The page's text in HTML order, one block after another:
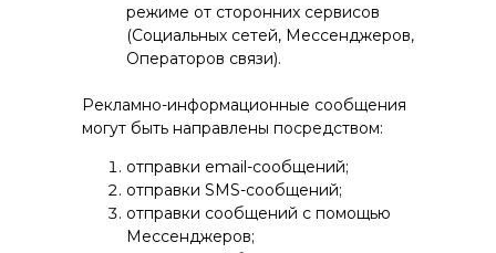
режиме от сторонних сервисов
(Социальных сетей, Мессенджеров,
Операторов связи).
Рекламно-информационные сообщения
могут быть направлены посредством:
отправки email-сообщений;
отправки SMS-сообщений;
отправки сообщений с помощью
Мессенджеров;